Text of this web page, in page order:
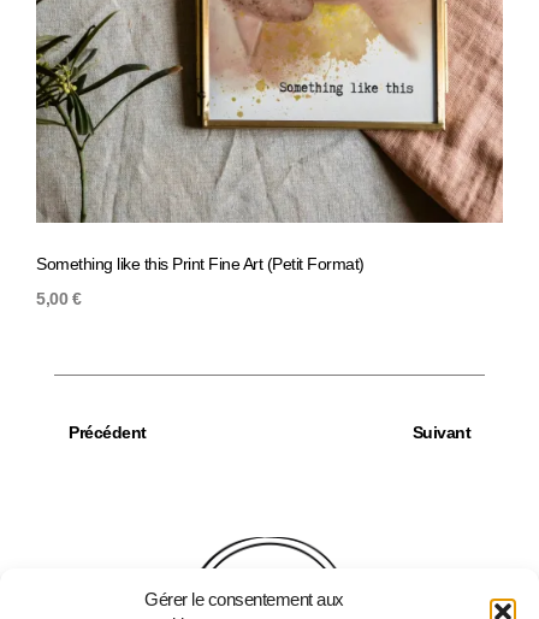
Gérer le consentement aux
Something like this Print Fine Art (Petit Format)
5,00€
Précédent Suivant